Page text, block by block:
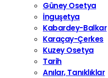
Güney Osetya
İnguşetya
Kabardey-Balkar
Karaçay-Çerkes
Kuzey Osetya
Tarih
Anılar, Tanıklıklar